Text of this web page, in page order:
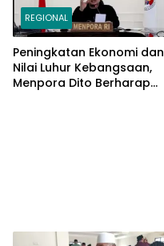
REGIONAL
Peningkatan Ekonomi dan
Nilai Luhur Kebangsaan,
Menpora Dito Berharap